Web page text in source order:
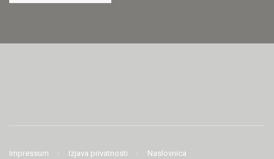
Impressum Izjava privatnosti Naslovnica